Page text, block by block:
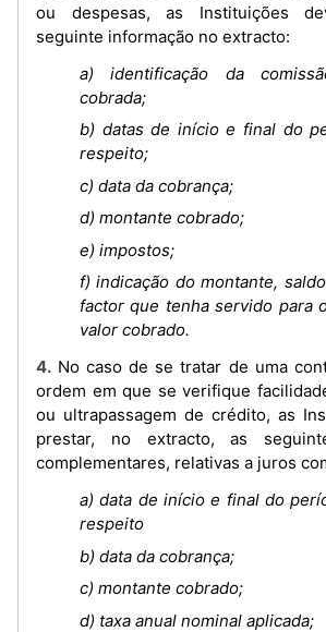
ou despesas, as Instituições
seguinte informação no extracto:
a) identificação da
cobrada;
b) datas de início e final do
respeito;
c) data da cobrança;
d) montante cobrado;
e) impostos;
f) indicação do montante,
factor que tenha servido para
valor cobrado.
4. No caso de se tratar de uma conta de depósito à
ordem em que se verifique
ou ultrapassagem de crédito, as
prestar, no extracto, as
complementares, relativas a juros
a) data de início e final do
respeito
b) data da cobrança;
c) montante cobrado;
d) taxa anual nominal aplicada;